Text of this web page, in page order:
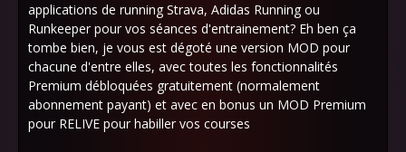
applications de running Strava, Adidas Running ou
Runkeeper pour vos séances d'entrainement? Eh ben ça
tombe bien, je vous est dégoté une version MOD pour
chacune d'entre elles, avec toutes les fonctionnalités
Premium débloquées gratuitement (normalement
abonnement payant) et avec en bonus un MOD Premium
pour RELIVE pour habiller vos courses